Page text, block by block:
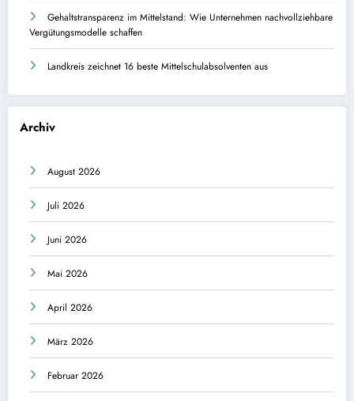
Gehaltstransparenz im Mittelstand: Wie Unternehmen nachvollziehbare
Vergütungsmodelle schaffen
Landkreis zeichnet 16 beste Mittelschulabsolventen aus
Archiv
August 2026
Juli 2026
Juni 2026
Mai 2026
April 2026
März 2026
Februar 2026